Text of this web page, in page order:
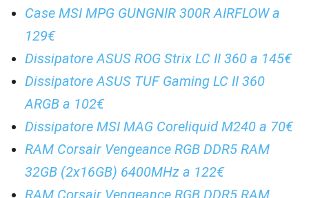
Case MSI MPG GUNGNIR 300R AIRFLOW a
129€
Dissipatore ASUS ROG Strix LC II 360 a 145€
Dissipatore ASUS TUF Gaming LC II 360
ARGB a 102€
Dissipatore MSI MAG Coreliquid M240 a 70€
RAM Corsair Vengeance RGB DDR5 RAM
32GB (2x16GB) 6400MHz a 122€
RAM Corsair Vengeance RGB DDR5 RAM